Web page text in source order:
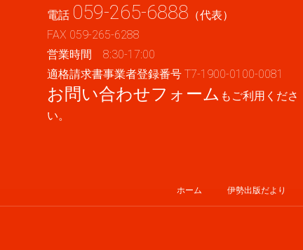
電話 059-265-6888 （代表）
FAX 059-265-6288
営業時間 8:30-17:00
適格請求書事業者登録番号 T7-1900-0100-0081
お問い合わせフォーム もご利用くださ
い。
ホーム 伊勢出版だより